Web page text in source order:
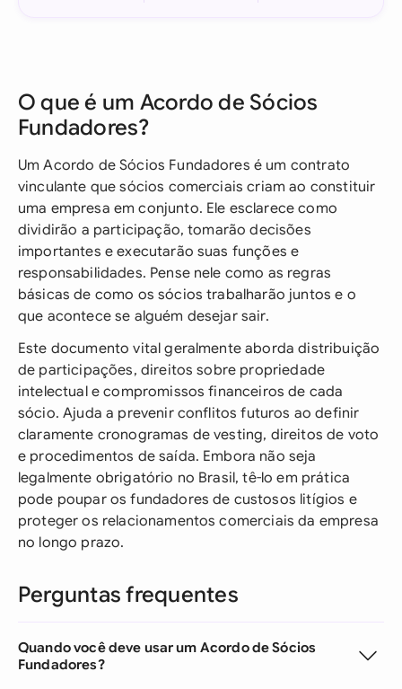
O que é um Acordo de Sócios
Fundadores?
Um Acordo de Sócios Fundadores é um contrato
vinculante que sócios comerciais criam ao constituir
uma empresa em conjunto. Ele esclarece como
dividirão a participação, tomarão decisões
importantes e executarão suas funções e
responsabilidades. Pense nele como as regras
básicas de como os sócios trabalharão juntos e o
que acontece se alguém desejar sair.
Este documento vital geralmente aborda distribuição
de participações, direitos sobre propriedade
intelectual e compromissos financeiros de cada
sócio. Ajuda a prevenir conflitos futuros ao definir
claramente cronogramas de vesting, direitos de voto
e procedimentos de saída. Embora não seja
legalmente obrigatório no Brasil, tê-lo em prática
pode poupar os fundadores de custosos litígios e
proteger os relacionamentos comerciais da empresa
no longo prazo.
Perguntas frequentes
Quando você deve usar um Acordo de Sócios
Fundadores?